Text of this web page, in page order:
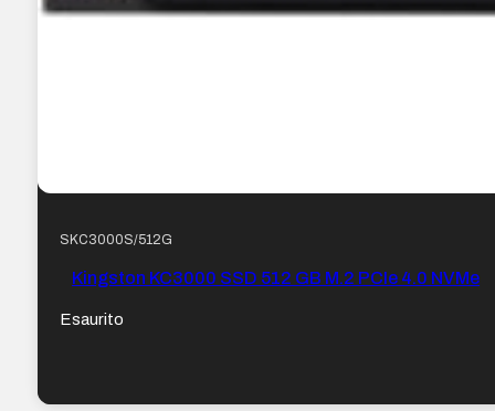
SKC3000S/512G
Kingston KC3000 SSD 512 GB M.2 PCIe 4.0 NVMe
Esaurito